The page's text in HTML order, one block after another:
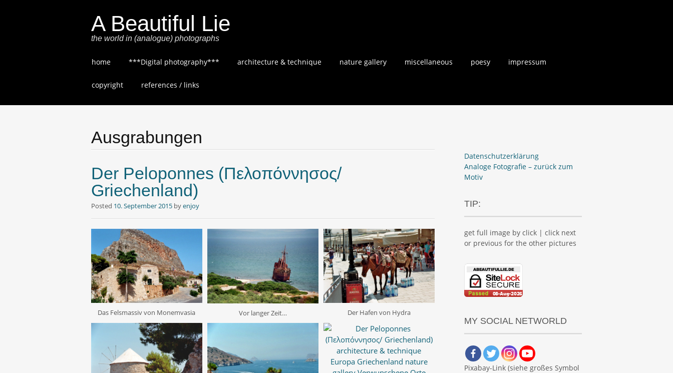
A Beautiful Lie
the world in (analogue) photographs
Skip
content
home ***Digital photography*** architecture & technique nature gallery miscellaneous poesy impressum
copyright references / links
Ausgrabungen
Der Peloponnes (Πελοπόννησος/
Griechenland)
Posted 10. September 2015 byenjoy
Das Felsmassiv von Monemvasia Vor langer Zeit… Der Hafen von Hydra
Datenschutzerklärung
Analoge Fotografie – zurück zum
Motiv
TIP:
get full image by click | click next
or previous for the other pictures
MY SOCIAL NETWORLD
Pixabay-Link (siehe großes Symbol